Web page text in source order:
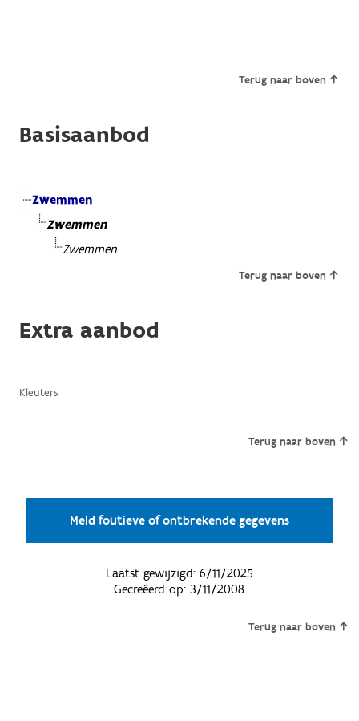
Terug naar boven
Basisaanbod
Zwemmen
Zwemmen
Zwemmen
Terug naar boven
Extra aanbod
Kleuters
Terug naar boven
Meld foutieve of ontbrekende gegevens
Laatst gewijzigd: 6/11/2025
Gecreëerd op:3/11/2008
Terug naar boven